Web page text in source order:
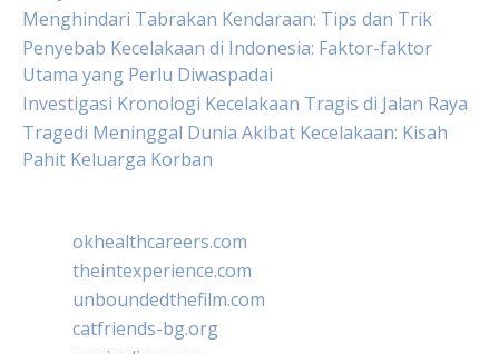
Menghindari Tabrakan Kendaraan: Tips dan Trik
Penyebab Kecelakaan di Indonesia: Faktor-faktor
Utama yang Perlu Diwaspadai
Investigasi Kronologi Kecelakaan Tragis di Jalan Raya
Tragedi Meninggal Dunia Akibat Kecelakaan: Kisah
Pahit Keluarga Korban
okhealthcareers.com
theintexperience.com
unboundedthefilm.com
catfriends-bg.org